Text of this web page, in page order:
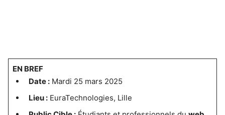
EN BREF
Date :Mardi 25 mars 2025
Lieu :EuraTechnologies, Lille